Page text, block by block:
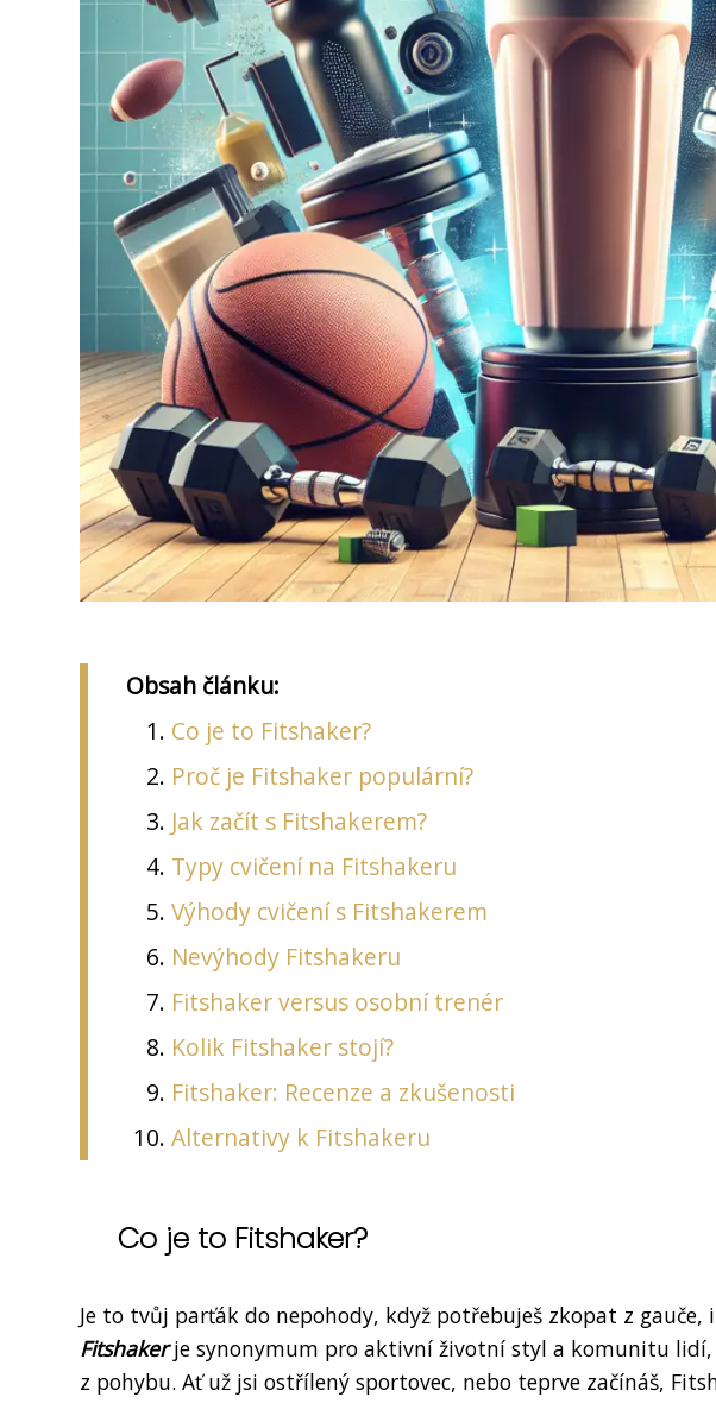
Obsah článku:
Co je to Fitshaker?
Proč je Fitshaker populární?
Jak začít s Fitshakerem?
Typy cvičení na Fitshakeru
Výhody cvičení s Fitshakerem
Nevýhody Fitshakeru
Fitshaker versus osobní trenér
Kolik Fitshaker stojí?
Fitshaker: Recenze a zkušenosti
Alternativy k Fitshakeru
Co je to Fitshaker?
Je to tvůj parťák do nepohody, když potřebuješ zkopat z gauče,
Fitshakerje synonymum pro aktivní životní styl a komunitu
z pohybu. Ať už jsi ostřílený sportovec, nebo teprve začínáš,